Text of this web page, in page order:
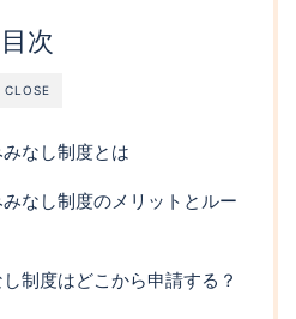
CLOSE
目次
なし制度とは
なし制度のメリットとルー
制度はどこから申請する？